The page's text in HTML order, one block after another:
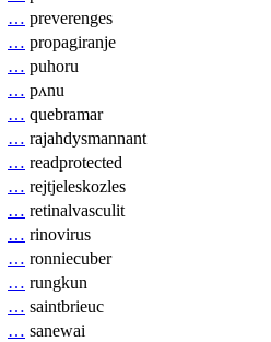
… preverenges
… propagiranje
… puhoru
… pʌnu
… quebramar
… rajahdysmannant
… readprotected
… rejtjeleskozles
… retinalvasculit
… rinovirus
… ronniecuber
… rungkun
… saintbrieuc
… sanewai